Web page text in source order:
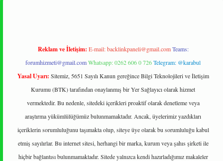
Reklam ve İletişim: E-mail:backlinkpaneli@gmail.com Teams:
forumhizmeti@gmail.comWhatsapp: 0262 606 0 726Telegram: @karabul
Yasal Uyarı: Sitemiz, 5651 Sayılı Kanun gereğince Bilgi Teknolojileri ve İletişim
Kurumu (BTK) tarafından onaylanmış bir Yer Sağlayıcı olarak hizmet
vermektedir. Bu nedenle, sitedeki içerikleri proaktif olarak denetleme veya
araştırma yükümlülüğümüz bulunmamaktadır. Ancak, üyelerimiz yazdıkları
içeriklerin sorumluluğunu taşımakta olup, siteye üye olarak bu sorumluluğu kabul
etmiş sayılırlar. Bu internet sitesi, herhangi bir marka, kurum veya şahıs şirketi ile
hiçbir bağlantısı bulunmamaktadır. Sitede yalnızca kendi hazırladığımız makaleler